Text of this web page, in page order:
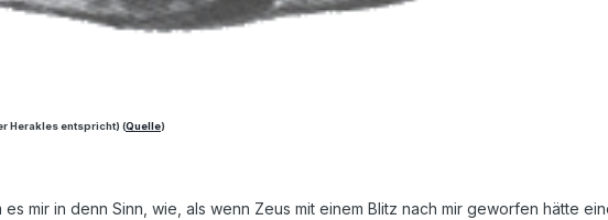
Herakles entspricht) (Quelle)
mir in denn Sinn, wie, als wenn Zeus mit einem Blitz nach mir geworfen hätte